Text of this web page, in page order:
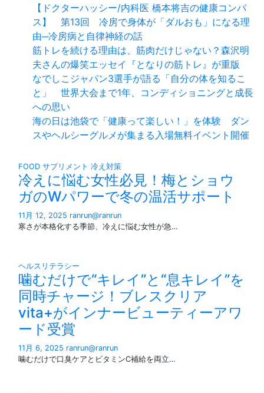
【ドクターハッシー/内科医 橋本将吉の健康コンパ
ス】 第13回 冷房で身体が「ダルおも」になる理
由─冷房病と自律神経の話
筋トレを続ける理由は、筋肉だけじゃない？森沢明
夫さんの爆笑エッセイ『となりの筋トレ』が重版
なでしこジャパン3選手が語る「自分の体を知るこ
と」 世界大会まで1年、コンディショニングと成長
への思い
海の日は池袋で「健康って楽しい！」を体験 ダン
スやヘルシーグルメが集まる入場無料イベント開催
FOOD サプリメント 冷え対策
冷えに悩む女性必見！梅とショウ
ガのWパワーで冬の温活サポート
11月 12, 2025 ranrun@ranrun
寒さが本格化する季節、冷えに悩む女性が急…
ヘルスリテラシー
噛むだけで“キレイ”と“息キレイ”を
同時チャージ！ブレスクリア
vita+がインナービューティーアワ
ード受賞
11月 6, 2025 ranrun@ranrun
噛むだけで口臭ケアとビタミンC補給を両立…